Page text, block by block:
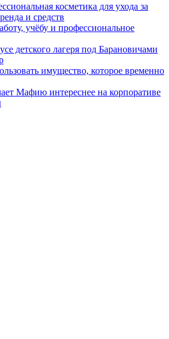
косметика для ухода за
и средств
учёбу и профессиональное
детского лагеря под Барановичами
имущество, которое временно
Мафию интереснее на корпоративе